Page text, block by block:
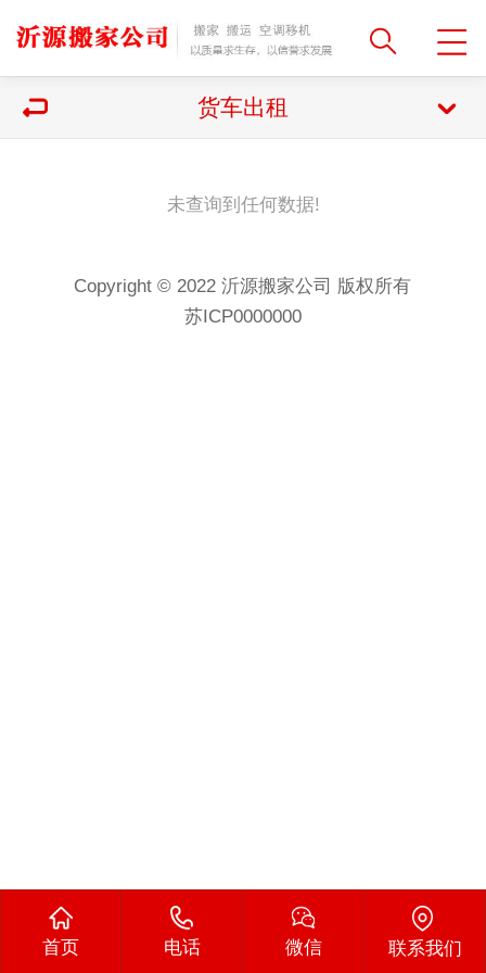
货车出租
未查询到任何数据!
Copyright © 2022 沂源搬家公司 版权所有
苏ICP0000000
首页 电话 微信 联系我们